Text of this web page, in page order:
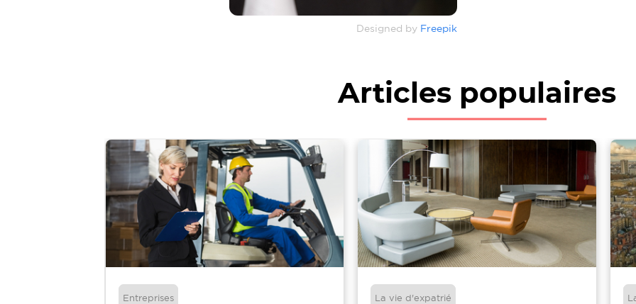
Designed by Freepik
Articles populaires
Entreprises La vie d'expatrié